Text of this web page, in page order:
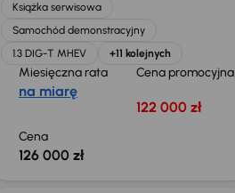
Książka serwisowa
Samochód demonstracyjny
1.3 DIG-T MHEV
+11 kolejnych
Miesięczna rata
na miarę
Cena promocyjna
122 000 zł
Cena
126 000 zł
Od nowego taniej o 38 204 zł